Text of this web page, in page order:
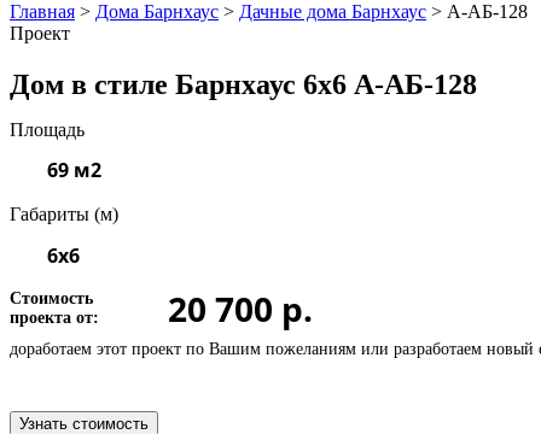
Главная > Дома Барнхаус > Дачные дома Барнхаус > А-АБ-128
Проект
Дом в стиле Барнхаус 6x6 А-АБ-128
Площадь
69 м2
Габариты (м)
6x6
Стоимость
проекта от:
20 700 р.
доработаем этот проект по Вашим пожеланиям или разработаем новый
Узнать стоимость